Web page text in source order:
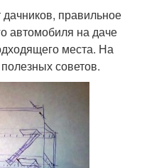
дачников, правильное
автомобиля на даче
места. На
советов.